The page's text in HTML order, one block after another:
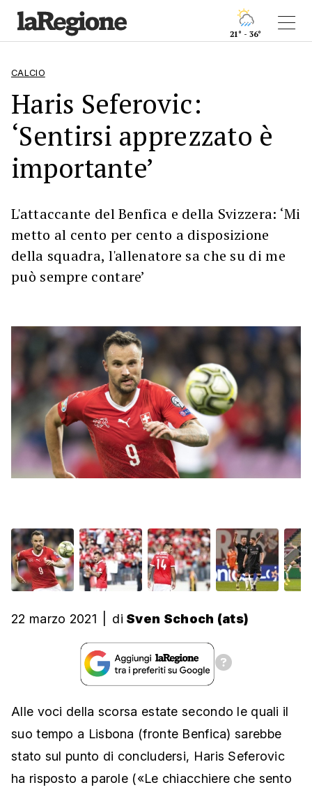
21° - 36°
CALCIO
Haris Seferovic:
‘Sentirsi apprezzato è
importante’
L'attaccante del Benfica e della Svizzera: ‘Mi
metto al cento per cento a disposizione
della squadra, l'allenatore sa che su di me
può sempre contare’
22 marzo 2021 di Sven Schoch (ats)
Alle voci della scorsa estate secondo le quali il
suo tempo a Lisbona (fronte Benfica) sarebbe
stato sul punto di concludersi, Haris Seferovic
ha risposto a parole («Le chiacchiere che sento